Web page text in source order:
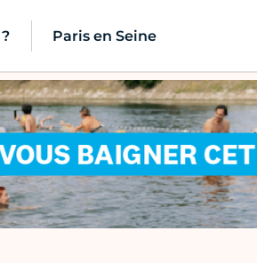
Paris en Seine